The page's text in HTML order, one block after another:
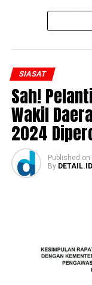
“Selain
berpesan agar
tanggap darurat
Sumatera Utara,
daerah-daerah
Menurut Hasto,
Badan
bergerak
tanpa membeda-
kata Hasto,
ekosistem
sejumlah daerah
Sumatera. Oleh
juga mengajak
saling merawat
merupakan jalan
SIASAT
Sah!
Wakil
2024
Published on
By DETAIL.ID